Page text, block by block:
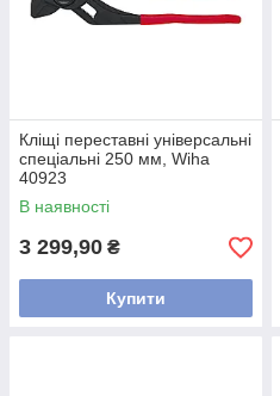
Кліщі переставні універсальні
спеціальні 250 мм, Wiha
40923
В наявності
3 299,90 ₴
Купити